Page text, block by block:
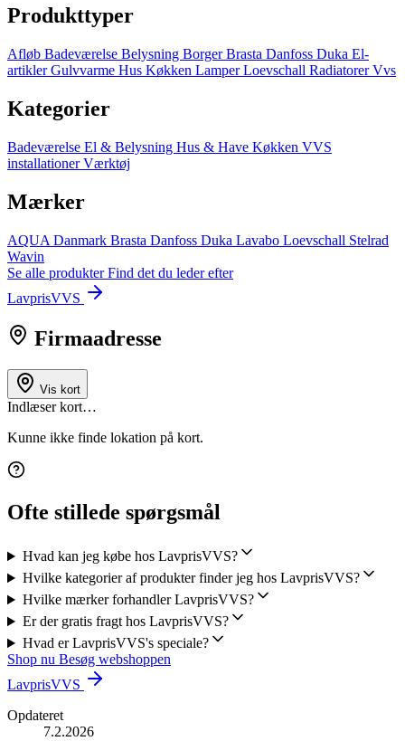
Produkttyper
Afløb Badeværelse Belysning BorgerBrasta Danfoss Duka El-
artiklerGulvvarme Hus Køkken LamperLoevschall RadiatorerVvs
Kategorier
Badeværelse El & Belysning Hus & Have Køkken VVS
installationerVærktøj
Mærker
AQUA Danmark Brasta Danfoss Duka Lavabo Loevschall Stelrad
Wavin
Se alle produkterFind det du leder efter
LavprisVVS
Firmaadresse
Vis kort
Indlæser kort…
Kunne ikke finde lokation på kort.
Ofte stillede spørgsmål
Hvad kan jeg købe hos LavprisVVS?
Hvilke kategorier af produkter finder jeg hos LavprisVVS?
Hvilke mærker forhandler LavprisVVS?
Er der gratis fragt hos LavprisVVS?
Hvad er LavprisVVS's speciale?
Shop nu Besøg webshoppen
LavprisVVS
Opdateret
7.2.2026